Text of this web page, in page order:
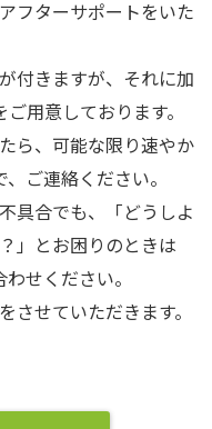
フターサポートをいた
付きますが、それに加
用意しております。
ら、可能な限り速やか
ご連絡ください。
具合でも、「どうしよ
」とお困りのときは
せください。
させていただきます。